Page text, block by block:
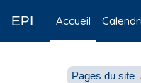
EPI Accueil
Pages du site